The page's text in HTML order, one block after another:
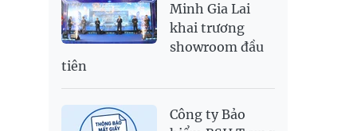
Minh Gia Lai
khai trương
showroom đầu
tiên
Công ty Bảo